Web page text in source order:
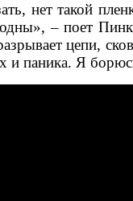
нет такой
– поет
цепи,
и паника. Я